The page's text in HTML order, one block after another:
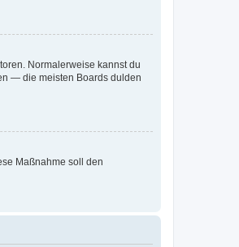
Normalerweise kannst du
— die meisten Boards dulden
Maßnahme soll den